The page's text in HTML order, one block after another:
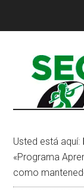
principal
Usted está aquí:
«Programa
como